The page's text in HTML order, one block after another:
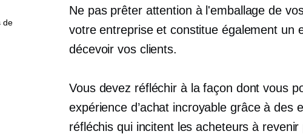
Ne pas prêter attention à l'emballage de
votre entreprise et constitue également un
décevoir vos clients.
Vous devez réfléchir à la façon dont vous
expérience d’achat incroyable grâce à des
réfléchis qui incitent les acheteurs à
de